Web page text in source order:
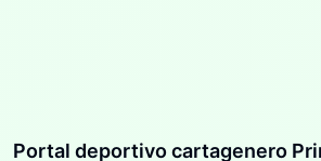
Portal deportivo cartagenero